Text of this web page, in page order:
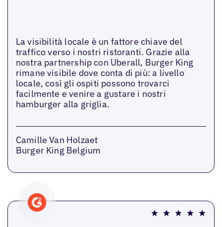
La visibilità locale è un fattore chiave del
traffico verso i nostri ristoranti. Grazie alla
nostra partnership con Uberall, Burger King
rimane visibile dove conta di più: a livello
locale, così gli ospiti possono trovarci
facilmente e venire a gustare i nostri
hamburger alla griglia.
Camille Van Holzaet
Burger King Belgium